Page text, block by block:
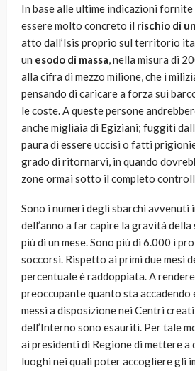
In base alle ultime indicazioni
essere molto concreto il rischio di
atto dall’Isis proprio sul territorio
un esodo di massa, nella misura di
alla cifra di mezzo milione, che i
pensando di caricare a forza sui
le coste. A queste persone
anche migliaia di Egiziani; fuggiti
paura di essere uccisi o fatti
grado di ritornarvi, in quando
zone ormai sotto il completo
Sono i numeri degli sbarchi avvenuti
dell’anno a far capire la gravità
più di un mese. Sono più di 6.000 i
soccorsi. Rispetto ai primi due mesi
percentuale è raddoppiata. A
preoccupante quanto sta
messi a disposizione nei Centri
dell’Interno sono esauriti. Per tale
ai presidenti di Regione di mettere a
luoghi nei quali poter accogliere gli